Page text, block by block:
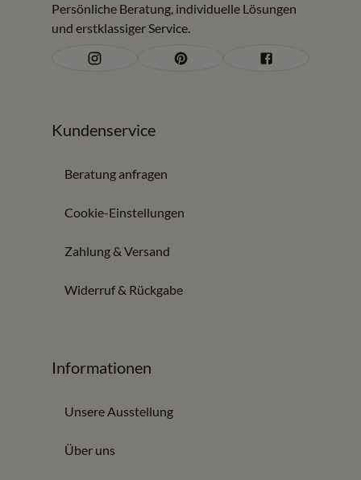
Persönliche Beratung, individuelle Lösungen
und erstklassiger Service.
Kundenservice
Beratung anfragen
Cookie-Einstellungen
Zahlung & Versand
Widerruf & Rückgabe
Informationen
Unsere Ausstellung
Über uns